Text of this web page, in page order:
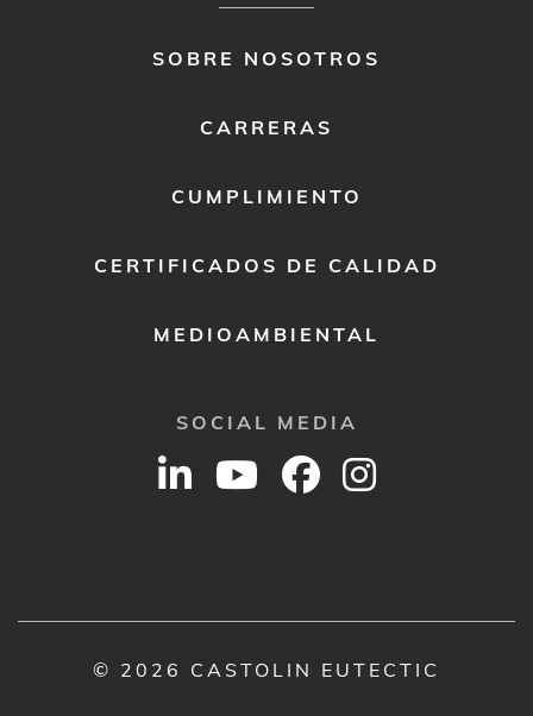
SOBRE NOSOTROS
CARRERAS
CUMPLIMIENTO
CERTIFICADOS DE CALIDAD
MEDIOAMBIENTAL
SOCIAL MEDIA
© 2026 CASTOLIN EUTECTIC